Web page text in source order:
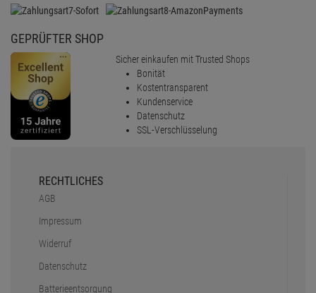
GEPRÜFTER SHOP
Sicher einkaufen mit Trusted Shops
Bonität
Kostentransparent
Kundenservice
Datenschutz
SSL-Verschlüsselung
RECHTLICHES
AGB
Impressum
Widerruf
Datenschutz
Batterieentsorgung